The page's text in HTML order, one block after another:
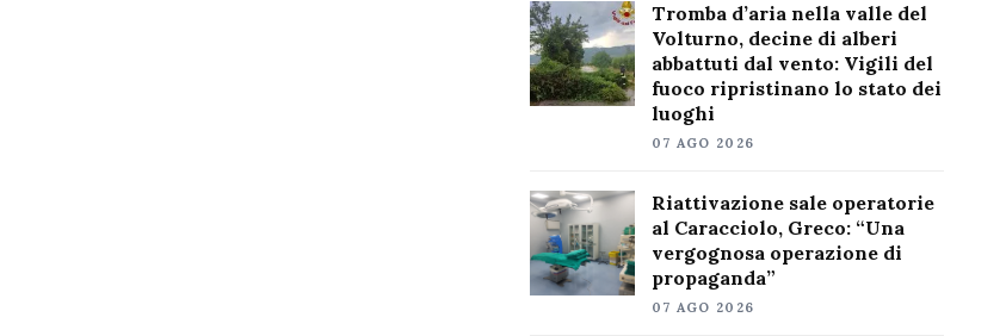
Tromba d’aria nella valle del
Volturno, decine di alberi
abbattuti dal vento: Vigili del
fuoco ripristinano lo stato dei
luoghi
07 AGO 2026
Riattivazione sale operatorie
al Caracciolo, Greco: “Una
vergognosa operazione di
propaganda”
07 AGO 2026